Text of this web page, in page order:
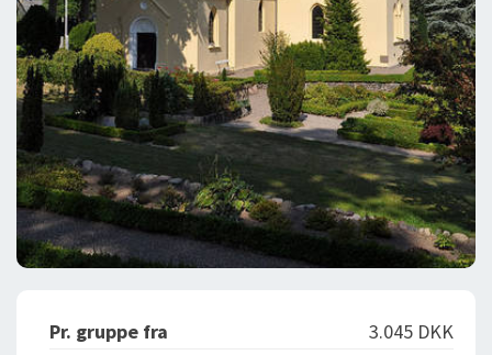
Pr. gruppe fra
3.045 DKK